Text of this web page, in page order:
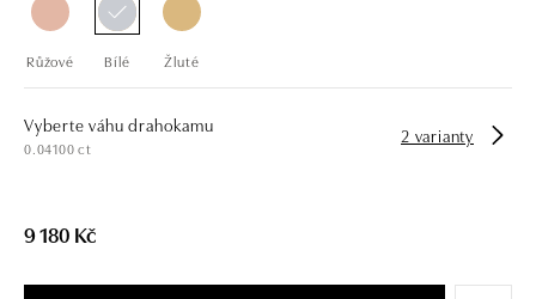
Růžové Bílé Žluté
Vyberte váhu drahokamu
0.04100 ct
2 varianty
9 180 Kč